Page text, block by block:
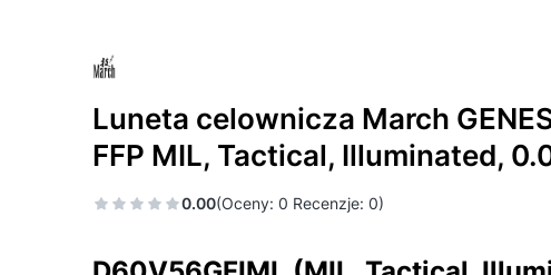
Luneta celownicza March
FFP MIL, Tactical, Illuminated,
0.00(Oceny: 0 Recenzje: 0)